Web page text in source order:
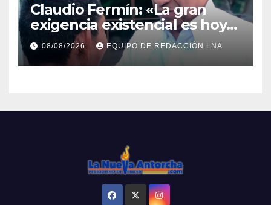
Claudio Fermín: «La gran
exigencia existencial es hoy
la defensa de la soberanía»
08/08/2026 EQUIPO DE REDACCIÓN LNA